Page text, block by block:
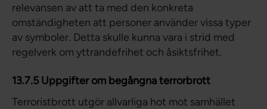
relevansen av att ta med den konkreta
omständigheten att personer använder vissa typer
av symboler. Detta skulle kunna vara i strid med
regelverk om yttrandefrihet och åsiktsfrihet.
13.7.5 Uppgifter om begångna terrorbrott
Terroristbrott utgör allvarliga hot mot samhället